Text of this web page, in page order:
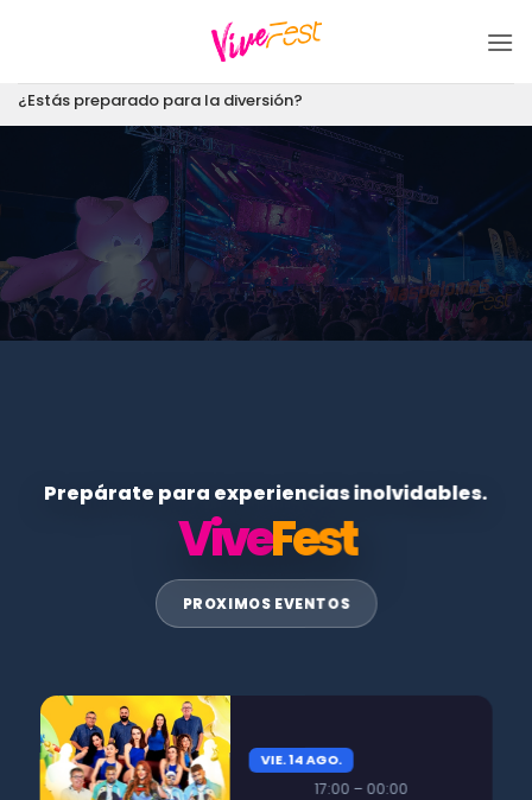
¿Estás preparado para la diversión?
Prepárate para experiencias inolvidables.
ViveFest
PROXIMOS EVENTOS
VIE. 14 AGO.
17:00 – 00:00